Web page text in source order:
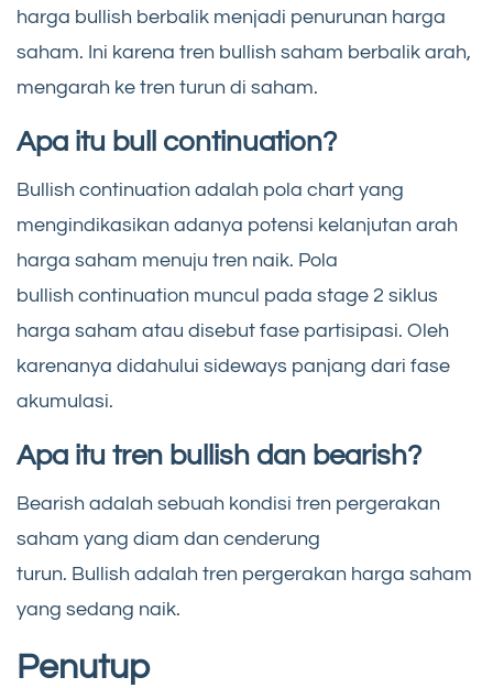
harga bullish berbalik menjadi penurunan harga
saham. Ini karena tren bullish saham berbalik arah,
mengarah ke tren turun di saham.
Apa itu bull continuation?
Bullish continuation adalah pola chart yang
mengindikasikan adanya potensi kelanjutan arah
harga saham menuju tren naik. Pola
bullish continuation muncul pada stage 2 siklus
harga saham atau disebut fase partisipasi. Oleh
karenanya didahului sideways panjang dari fase
akumulasi.
Apa itu tren bullish dan bearish?
Bearish adalah sebuah kondisi tren pergerakan
saham yang diam dan cenderung
turun. Bullish adalah tren pergerakan harga saham
yang sedang naik.
Penutup